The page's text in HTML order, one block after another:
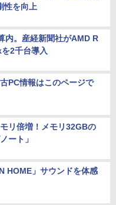
性を向上
内。産経新聞社がAMD R
2千台導入
PC情報はこのページで
リ倍増！メモリ32GBの
ート」
HOME」サウンドを体感